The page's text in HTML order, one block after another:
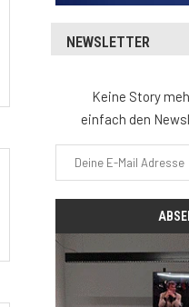
NEWSLETTER
Keine Story
einfach den